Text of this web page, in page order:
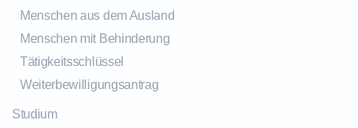
Menschen aus dem Ausland
Menschen mit Behinderung
Tätigkeitsschlüssel
Weiterbewilligungsantrag
Studium